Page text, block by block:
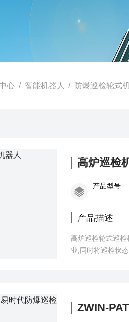
心 / 智能机器人 / 防爆巡检轮式
高炉巡检
产品型号
产品描述
高炉巡检轮式巡
业,同时将巡检状
ZWIN-